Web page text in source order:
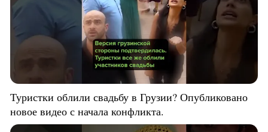
Туристки облили свадьбу в Грузии? Опубликовано
новое видео с начала конфликта.